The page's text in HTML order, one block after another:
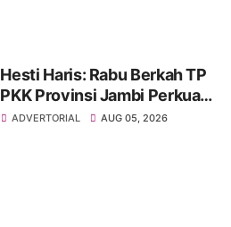
Hesti Haris: Rabu Berkah TP
PKK Provinsi Jambi Perkuat
Literasi Keuangan dan
ADVERTORIAL AUG 05, 2026